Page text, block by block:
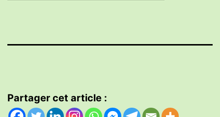
Partager cet article :